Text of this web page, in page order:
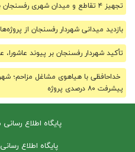
تجهیز ۴ تقاطع و میدان شهری رفسنجان به سیستم برق اضطراری (UPS)
بازدید میدانی شهردار رفسنجان از
تأکید شهردار رفسنجان بر پیوند
خداحافظی با هیاهوی مشاغل مزاحم؛
پیشرفت ۸۰ درصدی پروژه
پایگاه اطلاع
پایگاه اطلاع